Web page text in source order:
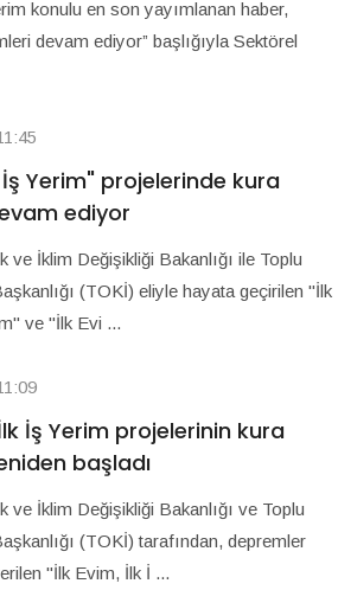
konulu en son yayımlanan haber,
devam ediyor” başlığıyla Sektörel
İş Yerim" projelerinde kura
ediyor
ve İklim Değişikliği Bakanlığı ile Toplu
(TOKİ) eliyle hayata geçirilen "İlk
ve "İlk Evi ...
İş Yerim projelerinin kura
başladı
ve İklim Değişikliği Bakanlığı ve Toplu
(TOKİ) tarafından, depremler
"İlk Evim, İlk İ ...